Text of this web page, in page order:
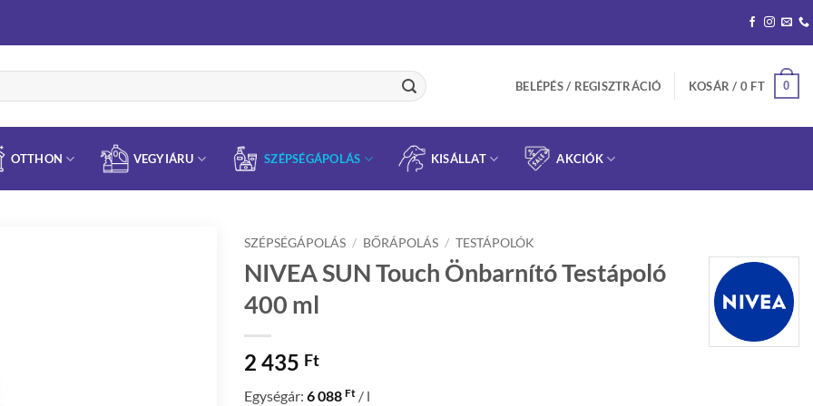
BELÉPÉS / REGISZTRÁCIÓ KOSÁR / 0 FT 0
OTTHON VEGYIÁRU SZÉPSÉGÁPOLÁS KISÁLLAT AKCIÓK
SZÉPSÉGÁPOLÁS / BŐRÁPOLÁS / TESTÁPOLÓK
NIVEA SUN Touch Önbarnító Testápoló
400 ml
2 435 Ft
Egységár: 6 088 Ft / l